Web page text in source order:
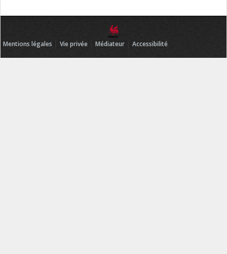
Mentions légales Vie privée Médiateur Accessibilité